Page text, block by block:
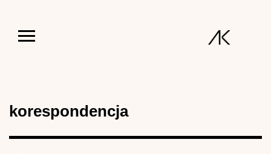
korespondencja